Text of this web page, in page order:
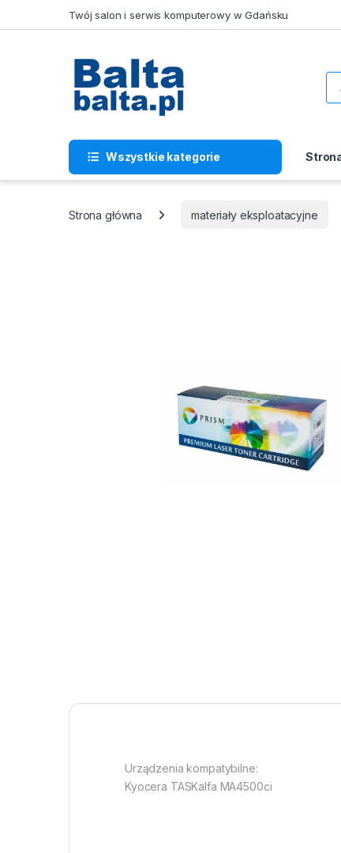
Skip to navigationTwój salon i serwis komputerowy w Gdańsku
Wszystkie kategorie
Strona główna materiały eksploatacyjne
Urządzenia kompatybilne:
Kyocera TASKalfa MA4500ci